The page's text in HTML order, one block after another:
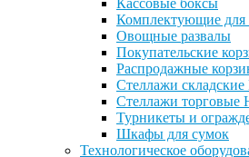
Кассовые боксы
Комплектующие для
Овощные развалы
Покупательские
Распродажные
Стеллажи
Стеллажи
Турникеты и
Шкафы для сумок
Технологическое